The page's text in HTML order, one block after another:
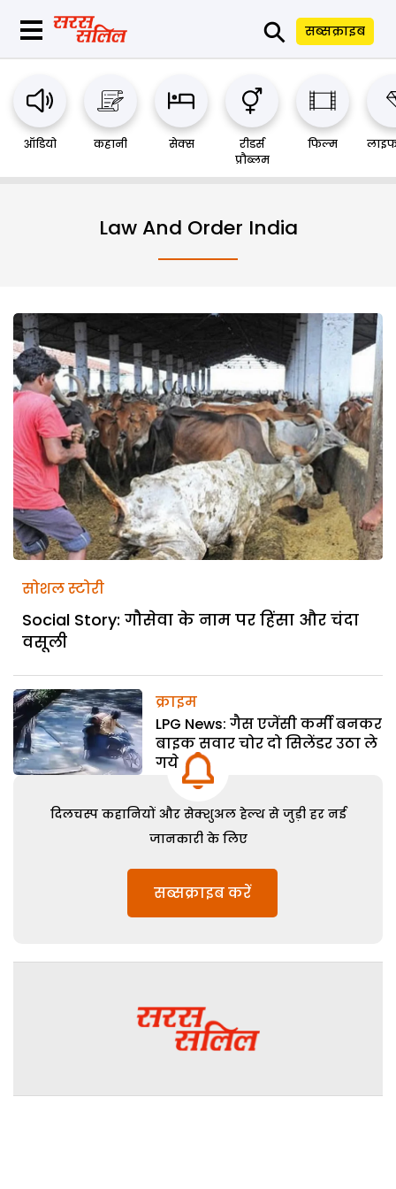
⚲ सब्सक्राइब
ऑडियो कहानी सेक्स
रीडर्स
प्रौब्लम
फिल्म
Law And Order India
सोशल स्टोरी
Social Story: गौसेवा के नाम पर हिंसा और चंदा
वसूली
क्राइम
LPG News: गैस एजेंसी कर्मी बनकर
बाइक सवार चोर दो सिलेंडर उठा ले
गये
दिलचस्प कहानियों और सेक्शुअल हेल्थ से जुड़ी हर नई
जानकारी के लिए
सब्सक्राइब करें